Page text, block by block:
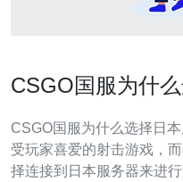
CSGO国服为什
CSGO国服为什么选择日本服务器？ 《
受玩家喜爱的射击游戏，
择连接到日本服务器来进